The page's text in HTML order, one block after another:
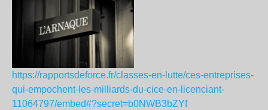
https://rapportsdeforce.fr/classes-en-lutte/ces-entreprises-
qui-empochent-les-milliards-du-cice-en-licenciant-
11064797/embed#?secret=b0NWB3bZYf